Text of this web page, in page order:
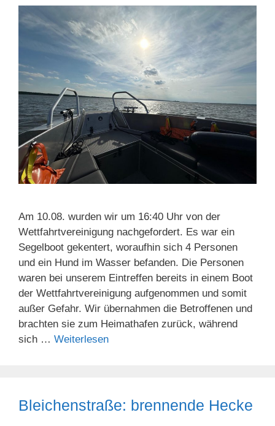
Am 10.08. wurden wir um 16:40 Uhr von der
Wettfahrtvereinigung nachgefordert. Es war ein
Segelboot gekentert, woraufhin sich 4 Personen
und ein Hund im Wasser befanden. Die Personen
waren bei unserem Eintreffen bereits in einem Boot
der Wettfahrtvereinigung aufgenommen und somit
außer Gefahr. Wir übernahmen die Betroffenen und
brachten sie zum Heimathafen zurück, während
sich … Weiterlesen
Bleichenstraße: brennende Hecke